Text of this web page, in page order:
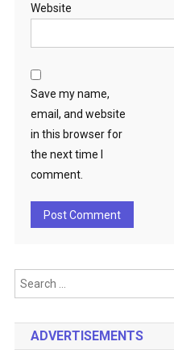
Website
Save my name,
email, and website
in this browser for
the next time I
comment.
ADVERTISEMENTS